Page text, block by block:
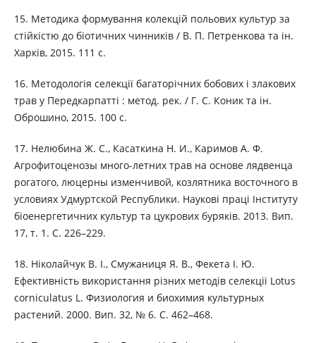
15. Методика формування колекцій польових культур за
стійкістю до біотичних чинників / В. П. Петренкова та ін.
Харків, 2015. 111 с.
16. Методологія селекції багаторічних бобових і злакових
трав у Передкарпатті : метод. рек. / Г. С. Коник та ін.
Оброшино, 2015. 100 с.
17. Нелюбина Ж. С., Касаткина Н. И., Каримов А. Ф.
Агрофитоценозы много-летних трав на основе лядвенца
рогатого, люцерны изменчивой, козлятника восточного в
условиях Удмуртской Республики. Наукові праці Інституту
біоенергетичних культур та цукрових буряків. 2013. Вип.
17, т. 1. С. 226–229.
18. Ніколайчук В. І., Смужаниця Я. В., Фекета І. Ю.
Ефективність використання різних методів селекції Lotus
corniculatus L. Физиология и биохимия культурных
растений. 2000. Вип. 32, № 6. С. 462–468.